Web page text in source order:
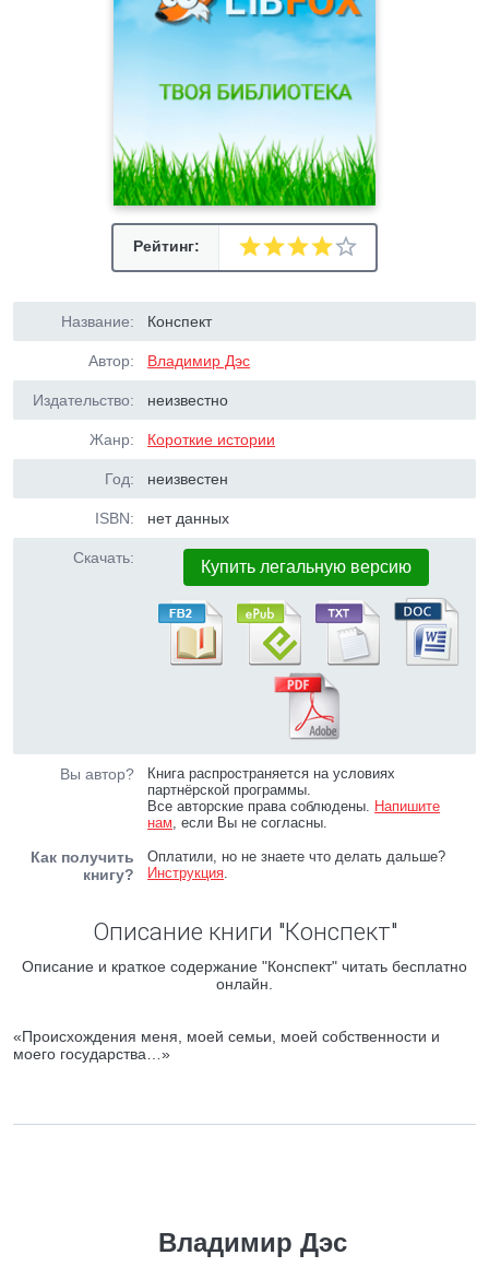
Рейтинг:
Название: Конспект
Автор: Владимир Дэс
Издательство: неизвестно
Жанр: Короткие истории
Год: неизвестен
ISBN: нет данных
Скачать: Купить легальную версию
Вы автор?
Книга распространяется на условиях
партнёрской программы.
Все авторские права соблюдены. Напишите
нам, если Вы не согласны.
Как получить
книгу?
Оплатили, но не знаете что делать дальше?
Инструкция.
Описание книги "Конспект"
Описание и краткое содержание "Конспект" читать бесплатно
онлайн.
«Происхождения меня, моей семьи, моей собственности и
моего государства…»
Владимир Дэс